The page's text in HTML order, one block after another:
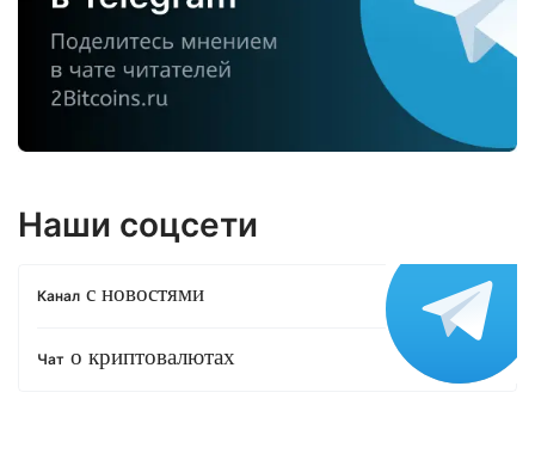
Наши соцсети
Канал с новостями
Чат о криптовалютах